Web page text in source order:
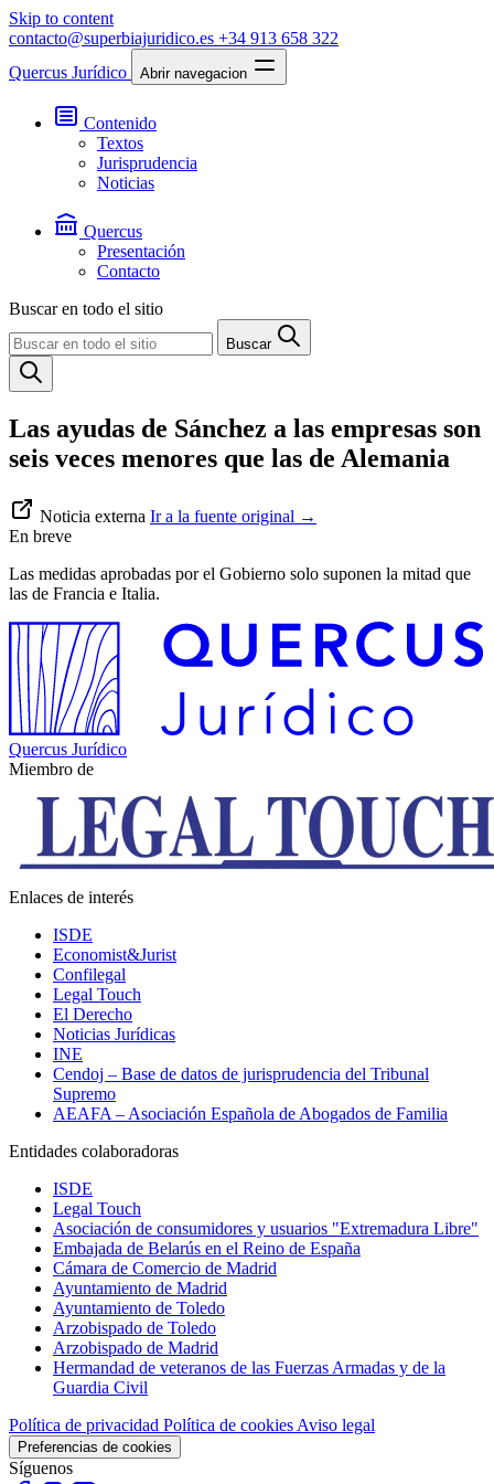
Skip to content
contacto@superbiajuridico.es +34 913 658 322
Quercus Jurídico
Abrir navegacion
Contenido
Textos
Jurisprudencia
Noticias
Quercus
Presentación
Contacto
Buscar en todo el sitio
Buscar
Las ayudas de Sánchez a las empresas son
seis veces menores que las de Alemania
Noticia externa Ir a la fuente original →
En breve
Las medidas aprobadas por el Gobierno solo suponen la mitad que
las de Francia e Italia.
Quercus Jurídico
Miembro de
Enlaces de interés
ISDE
Economist&Jurist
Confilegal
Legal Touch
El Derecho
Noticias Jurídicas
INE
Cendoj – Base de datos de jurisprudencia del Tribunal
Supremo
AEAFA – Asociación Española de Abogados de Familia
Entidades colaboradoras
ISDE
Legal Touch
Asociación de consumidores y usuarios "Extremadura Libre"
Embajada de Belarús en el Reino de España
Cámara de Comercio de Madrid
Ayuntamiento de Madrid
Ayuntamiento de Toledo
Arzobispado de Toledo
Arzobispado de Madrid
Hermandad de veteranos de las Fuerzas Armadas y de la
Guardia Civil
Política de privacidad Política de cookies Aviso legal
Preferencias de cookies
Síguenos